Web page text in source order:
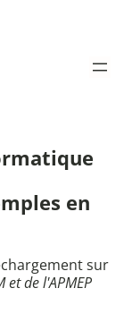
en
sur
et de l'APMEP